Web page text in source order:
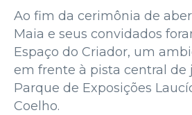
Ao fim da cerimônia de
Maia e seus convidados
Espaço do Criador, um
em frente à pista central
Parque de Exposições
Coelho.